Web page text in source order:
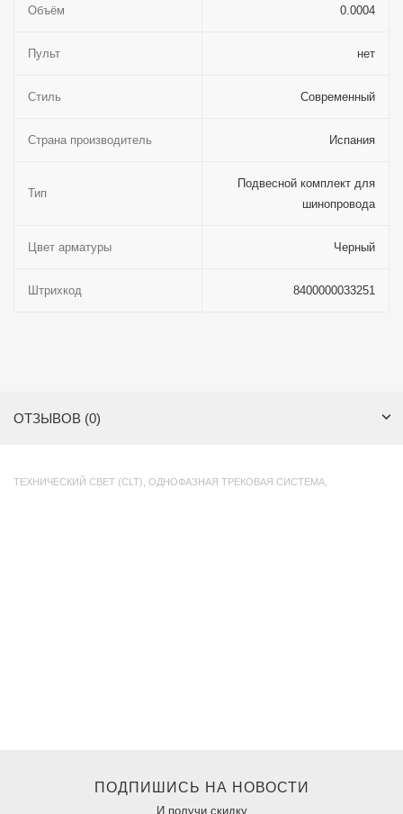
Объём 0.0004
Пульт нет
Стиль Современный
Страна производитель Испания
Тип
Подвесной комплект для
шинопровода
Цвет арматуры Черный
Штрихкод 8400000033251
ОТЗЫВОВ (0)
ТЕХНИЧЕСКИЙ СВЕТ (CLT) ОДНОФАЗНАЯ ТРЕКОВАЯ СИСТЕМА
ПОДПИШИСЬ НА НОВОСТИ
И получи скидку